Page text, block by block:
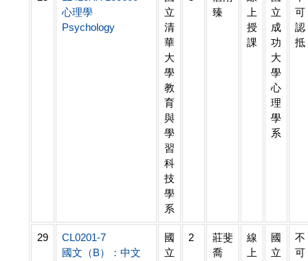
心理學
Psychology
立
清
華
大
學
教
育
與
學
習
科
技
學
系
臻
上
授
課
立
成
功
大
學
心
理
學
系
可
認
抵
29
CL0201-7
國文（B）：中文
國
立
2
莊斐
喬
線
上
國
立
不
可